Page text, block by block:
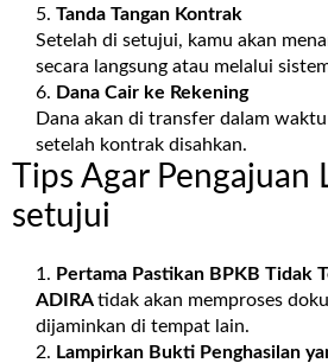
Tanda Tangan Kontrak
Setelah di setujui, kamu akan
secara langsung atau melalui
Dana Cair ke Rekening
Dana akan di transfer dalam
setelah kontrak disahkan.
Tips Agar Pengajuan
setujui
Pertama Pastikan BPKB Tidak
ADIRAtidak akan memproses
dijaminkan di tempat lain.
Lampirkan Bukti Penghasilan